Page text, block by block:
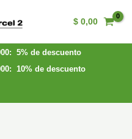
$ 0,00
5% de descuento
10% de descuento